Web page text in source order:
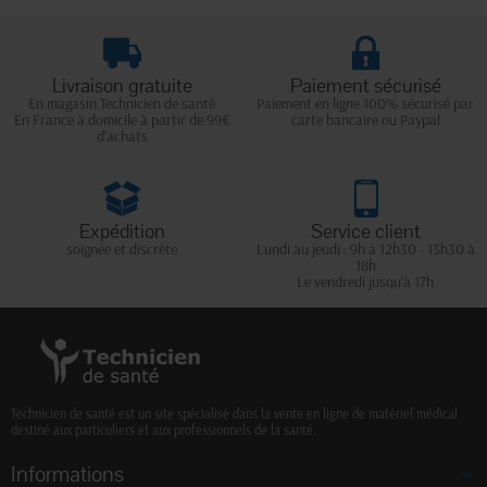
Livraison gratuite
En magasin Technicien de santé
En France à domicile à partir de 99€
d'achats
Paiement sécurisé
Paiement en ligne 100% sécurisé par
carte bancaire ou Paypal
Expédition
soignée et discrète
Service client
Lundi au jeudi : 9h à 12h30 - 13h30 à
18h
Le vendredi jusqu'à 17h
Technicien de santé est un site spécialisé dans la vente en ligne de matériel médical
destiné aux particuliers et aux professionnels de la santé.
Informations